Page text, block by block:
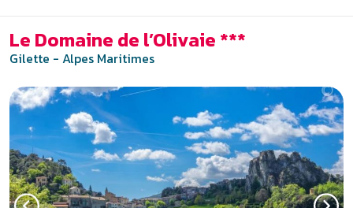
Le Domaine de l’Olivaie ***
Gilette - Alpes Maritimes
©
Previous Next